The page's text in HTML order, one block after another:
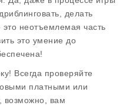
делать
неотъемлемая часть
это умение до
Всегда проверяйте
платными или
возможно, вам